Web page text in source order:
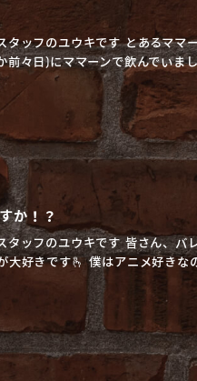
タッフのユウキです とあるママ
前々日)にママーンで飲んでいま
か！？
タッフのユウキです 皆さん、バ
大好きです🫰 僕はアニメ好きな